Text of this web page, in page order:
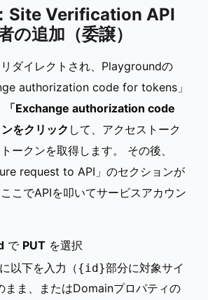
Site Verification API
の追加（委譲）
ダイレクトされ、Playgroundの
authorization code for tokens」
「Exchange authorization code
をクリック して、アクセストーク
ークンを取得します。 その後、
request to API」のセクションが
こでAPIを叩いてサービスアカウン
で PUT を選択
に以下を入力（{id}部分に対象サイ
まま、またはDomainプロパティの